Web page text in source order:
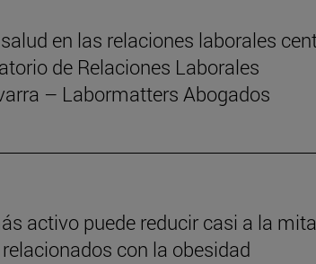
en las relaciones laborales
de Relaciones Laborales
– Labormatters Abogados
activo puede reducir casi a la
con la obesidad